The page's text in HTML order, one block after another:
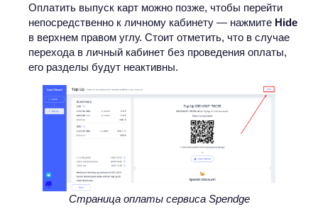
Оплатить выпуск карт можно позже, чтобы перейти
непосредственно к личному кабинету — нажмите Hide
в верхнем правом углу. Стоит отметить, что в случае
перехода в личный кабинет без проведения оплаты,
его разделы будут неактивны.
Страница оплаты сервиса Spendge